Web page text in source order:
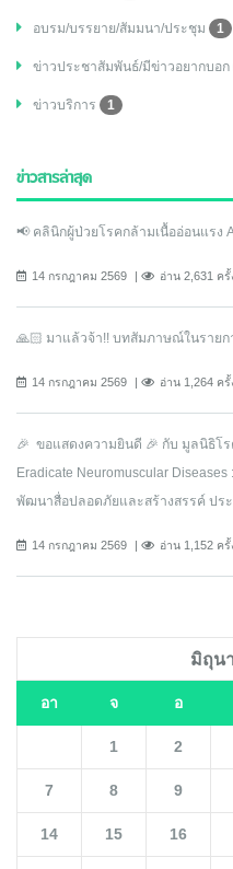
อบรม/บรรยาย/สัมมนา/ประชุม 1
ข่าวประชาสัมพันธ์/มีข่าวอยากบอก
ข่าวบริการ 1
ข่าวสารล่าสุด
📢 คลินิกผู้ป่วยโรคกล้ามเนื้ออ่อนแรง
14 กรกฎาคม 2569 อ่าน 2,631 ครั้
🙏🏻 มาแล้วจ้า!! บทสัมภาษณ์ในรายก
14 กรกฎาคม 2569 อ่าน 1,264 ครั้
🎉 ขอแสดงความยินดี 🎉 กับ มูลนิธิโร
Eradicate Neuromuscular
พัฒนาสื่อปลอดภัยและสร้างสรรค์ ประ
14 กรกฎาคม 2569 อ่าน 1,152 ครั้
มิถุน
อา จ อ
1 2
7 8 9
14 15 16